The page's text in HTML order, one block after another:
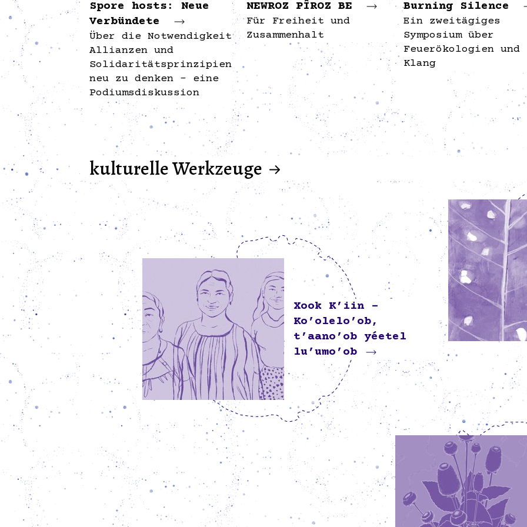
Spore hosts: Neue
Verbündete
Über die Notwendigkeit
Allianzen und
Solidaritätsprinzipien
neu zu denken – eine
Podiumsdiskussion
NEWROZ PÎROZ BE
Für Freiheit und
Zusammenhalt
Burning Silence
Ein zweitägiges
Symposium über
Feuerökologien und
Klang
kulturelle Werkzeuge
Xook K’iin –
Ko’olelo’ob,
t’aano’ob yéetel
lu’umo’ob